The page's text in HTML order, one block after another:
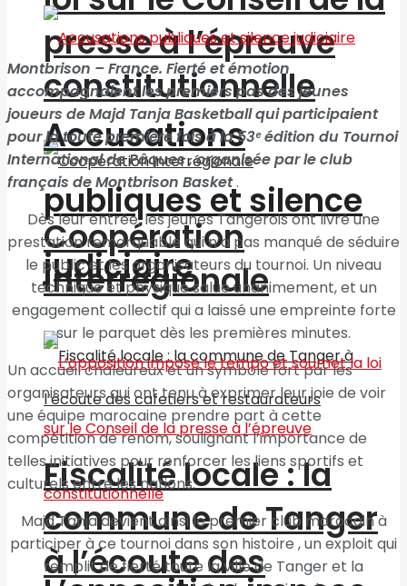
presse à l’épreuve
constitutionnelle
Coopération
interrégionale
Fiscalité locale : la
commune de Tanger
à l’écoute des
Accusations
publiques et silence
judiciaire
Montbrison – France. Fierté et émotion
accompagnaient les premiers pas des jeunes
joueurs de Majd Tanja Basketball qui participaient
pour la toute première fois à la 53ᵉ édition du Tournoi
International de Pâques , organisée par le club
français de Montbrison Basket.
Dès leur entrée, les jeunes Tangérois ont livré une
prestation remarquable qui n’a pas manqué de séduire
le public et les organisateurs du tournoi. Un niveau
technique et physique salue unanimement, et un
engagement collectif qui a laissé une empreinte forte
sur le parquet dès les premières minutes.
Un accueil chaleureux et un symbole fort par les
organisateurs qui ont tenu à exprimer leur joie de voir
une équipe marocaine prendre part à cette
compétition de renom, soulignant l’importance de
telles initiatives pour renforcer les liens sportifs et
culturels entre les nations.
Majd Tanja devient ainsi le premier club marocain à
participer à ce tournoi dans son histoire , un exploit qui
remplit de fierté toute la ville de Tanger et la